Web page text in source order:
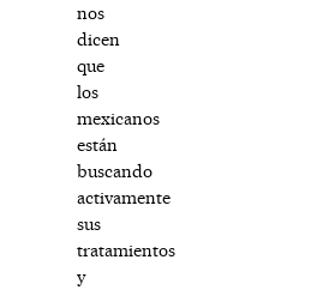
nos
dicen
que
los
mexicanos
están
buscando
activamente
sus
tratamientos
y